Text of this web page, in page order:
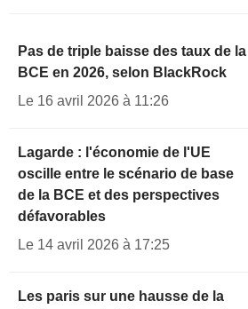
Pas de triple baisse des taux de la
BCE en 2026, selon BlackRock
Le 16 avril 2026 à 11:26
Lagarde : l'économie de l'UE
oscille entre le scénario de base
de la BCE et des perspectives
défavorables
Le 14 avril 2026 à 17:25
Les paris sur une hausse de la